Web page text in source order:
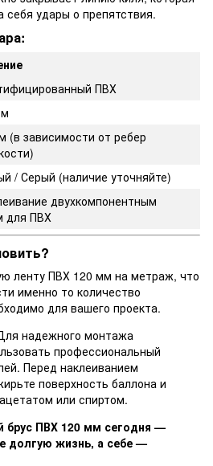
себя удары о препятствия.
ПВХ
(в зависимости от ребер
/ Серый (наличие уточняйте)
двухкомпонентным
для ПВХ
ленту ПВХ 120 мм на метраж, что
именно то количество
для вашего проекта.
надежного монтажа
профессиональный
Перед наклеиванием
поверхность баллона и
или спиртом.
брус ПВХ 120 мм сегодня —
долгую жизнь, а себе —